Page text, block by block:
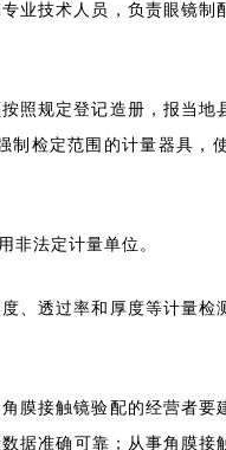
业技术人员，负责眼镜
照规定登记造册，报当
检定范围的计量器具，
非法定计量单位。
、透过率和厚度等计量
膜接触镜验配的经营者
据准确可靠；从事角膜